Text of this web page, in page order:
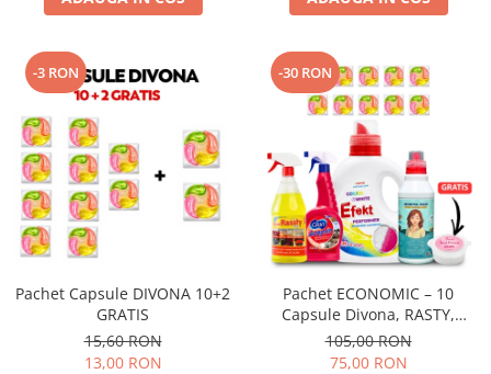
-3 RON
Pachet Capsule DIVONA 10+2
GRATIS
15,60 RON
13,00 RON
-30 RON
Pachet ECONOMIC – 10
Capsule Divona, RASTY,
ACEPRIN, Efekt, Secretul Deliei
+ Sare Inalbire GRATIS
105,00 RON
75,00 RON